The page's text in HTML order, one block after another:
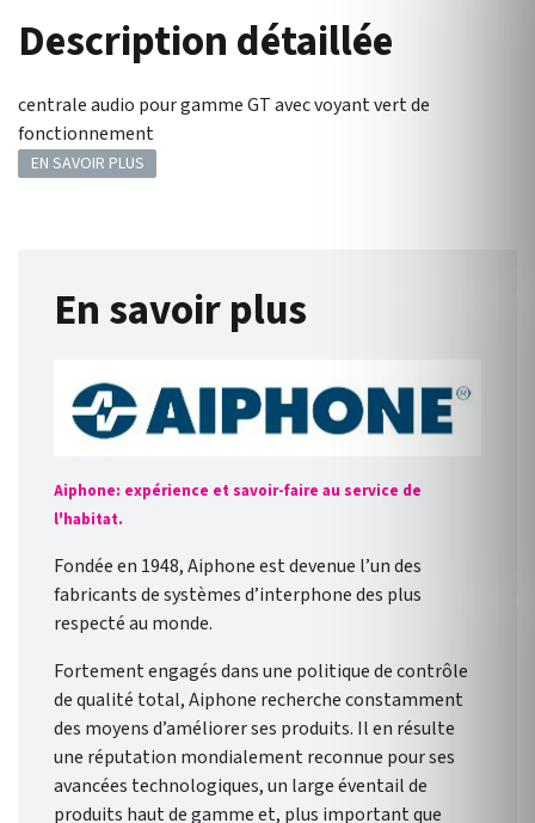
Description détaillée
centrale audio pour gamme GT avec voyant vert de
fonctionnement
EN SAVOIR PLUS
En savoir plus
Aiphone: expérience et savoir-faire au service de
l'habitat.
Fondée en 1948, Aiphone est devenue l’un des
fabricants de systèmes d’interphone des plus
respecté au monde.
Fortement engagés dans une politique de contrôle
de qualité total, Aiphone recherche constamment
des moyens d’améliorer ses produits. Il en résulte
une réputation mondialement reconnue pour ses
avancées technologiques, un large éventail de
produits haut de gamme et, plus important que